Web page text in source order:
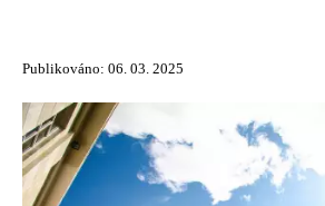
Publikováno: 06. 03. 2025